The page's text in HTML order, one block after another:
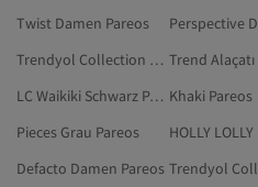
Twist Damen Pareos
Trendyol Collection Schwarz Negligés
LC Waikiki Schwarz Pareos Khaki Pareos
Pieces Grau Pareos
Defacto Damen Pareos